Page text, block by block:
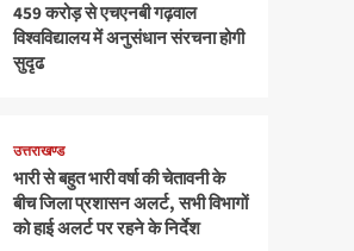
459 करोड़ से एचएनबी गढ़वाल
विश्वविद्यालय में अनुसंधान संरचना होगी
सुदृढ
उत्तराखण्ड
भारी से बहुत भारी वर्षा की चेतावनी के
बीच जिला प्रशासन अलर्ट, सभी विभागों
को हाई अलर्ट पर रहने के निर्देश